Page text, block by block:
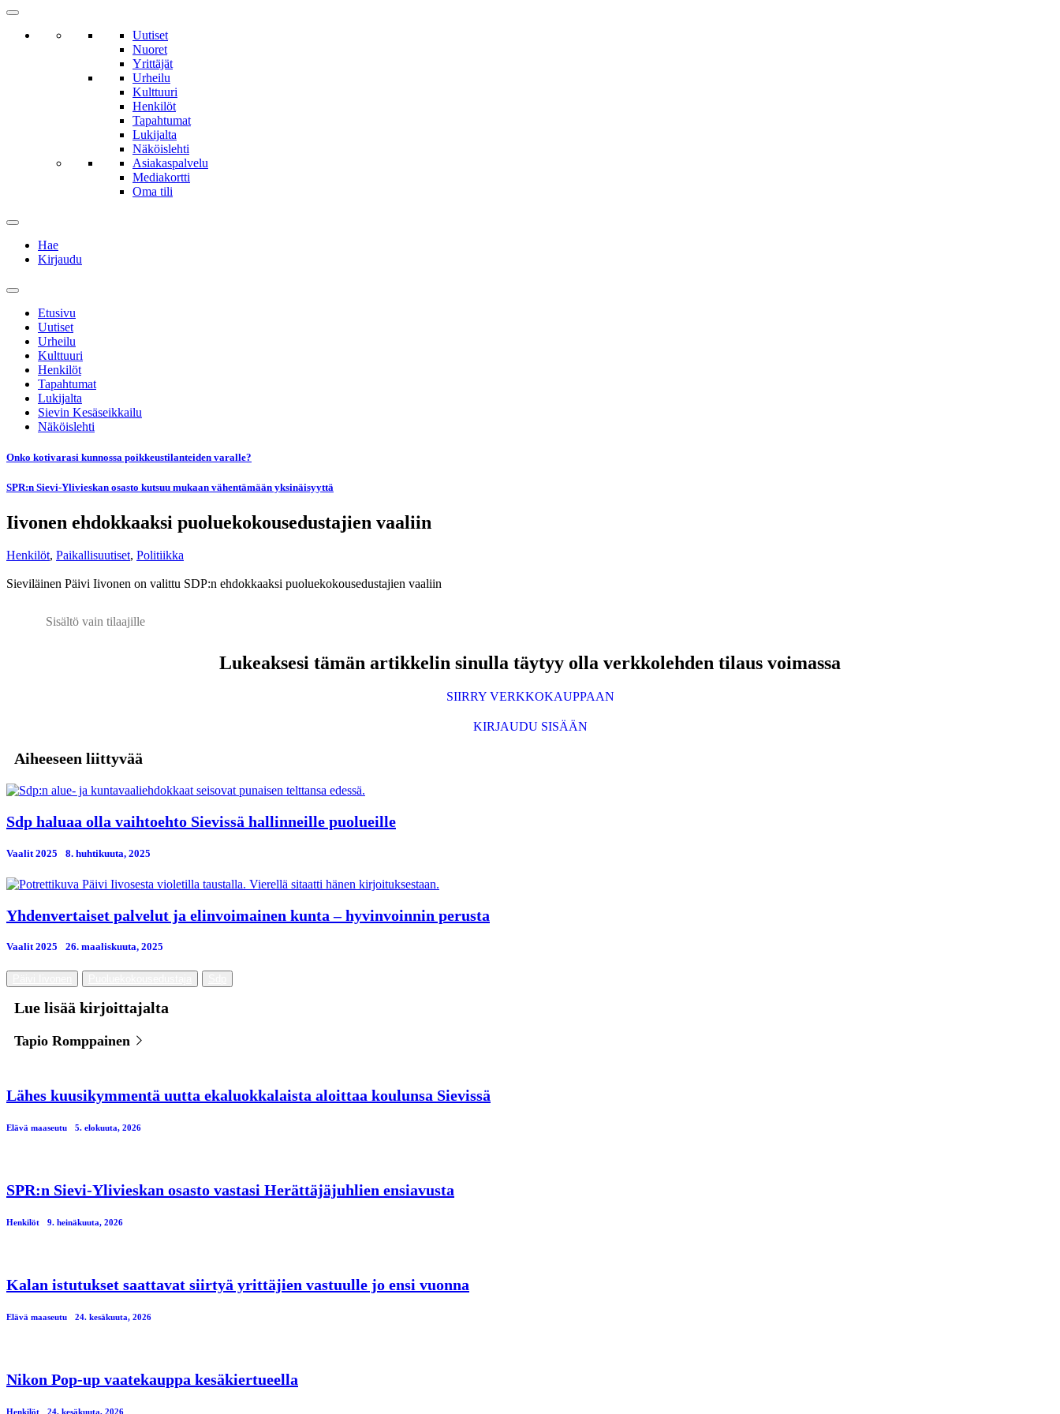
Uutiset
Nuoret
Yrittäjät
Urheilu
Kulttuuri
Henkilöt
Tapahtumat
Lukijalta
Näköislehti
Asiakaspalvelu
Mediakortti
Oma tili
Hae
Kirjaudu
Etusivu
Uutiset
Urheilu
Kulttuuri
Henkilöt
Tapahtumat
Lukijalta
Sievin Kesäseikkailu
Näköislehti
Onko kotivarasi kunnossa poikkeustilanteiden varalle?
SPR:n Sievi-Ylivieskan osasto kutsuu mukaan vähentämään yksinäisyyttä
Iivonen ehdokkaaksi puoluekokousedustajien vaaliin
Henkilöt, Paikallisuutiset, Politiikka
Sieviläinen Päivi Iivonen on valittu SDP:n ehdokkaaksi puoluekokousedustajien vaaliin
Sisältö vain tilaajille
Lukeaksesi tämän artikkelin sinulla täytyy olla verkkolehden tilaus voimassa
SIIRRY VERKKOKAUPPAAN
KIRJAUDU SISÄÄN
Aiheeseen liittyvää
Sdp haluaa olla vaihtoehto Sievissä hallinneille puolueille
Vaalit 2025 8. huhtikuuta, 2025
Yhdenvertaiset palvelut ja elinvoimainen kunta – hyvinvoinnin perusta
Vaalit 2025 26. maaliskuuta, 2025
Lue lisää kirjoittajalta
Tapio Romppainen
Lähes kuusikymmentä uutta ekaluokkalaista aloittaa koulunsa Sievissä
Elävä maaseutu 5. elokuuta, 2026
SPR:n Sievi-Ylivieskan osasto vastasi Herättäjäjuhlien ensiavusta
Henkilöt 9. heinäkuuta, 2026
Kalan istutukset saattavat siirtyä yrittäjien vastuulle jo ensi vuonna
Elävä maaseutu 24. kesäkuuta, 2026
Nikon Pop-up vaatekauppa kesäkiertueella
Henkilöt 24. kesäkuuta, 2026